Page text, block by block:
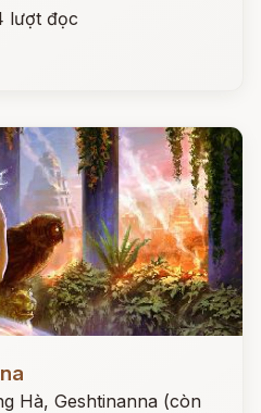
lượt đọc
Hà, Geshtinanna (còn